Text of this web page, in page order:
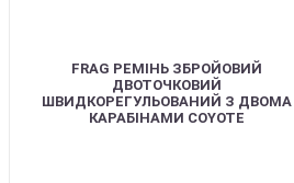
FRAG РЕМІНЬ ЗБРОЙОВИЙ
ДВОТОЧКОВИЙ
ШВИДКОРЕГУЛЬОВАНИЙ З ДВОМА
КАРАБІНАМИ COYOTE